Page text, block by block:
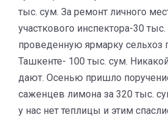
тыс. сум. За ремонт личного
участкового инспектора-30 тыс.
проведенную ярмарку сельхоз
Ташкенте- 100 тыс. сум.
дают. Осенью пришло
саженцев лимона за 320 тыс.
у нас нет теплицы и этим